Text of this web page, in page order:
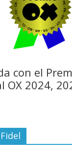
con el
OX 2024,